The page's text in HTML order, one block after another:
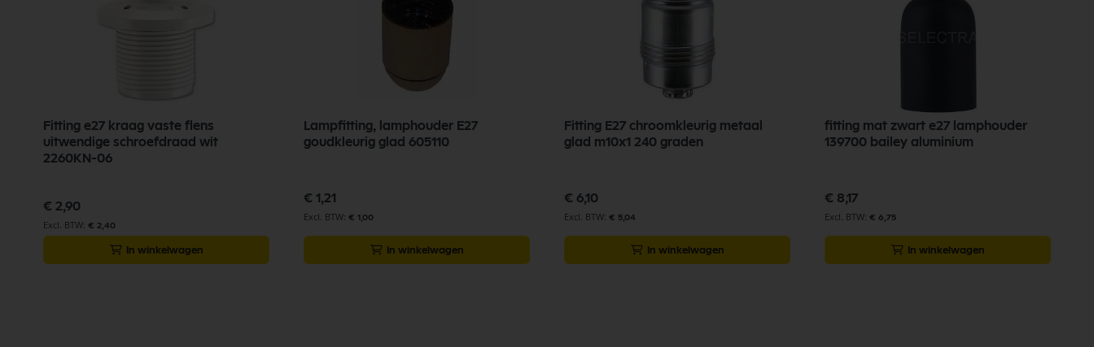
Fitting e27 kraag vaste flens
uitwendige schroefdraad wit
2260KN-06
€ 2,90
€ 2,40
In winkelwagen
Lampfitting, lamphouder E27
goudkleurig glad 605110
€ 1,21
€ 1,00
In winkelwagen
Fitting E27 chroomkleurig metaal
glad m10x1 240 graden
€ 6,10
€ 5,04
In winkelwagen
fitting mat zwart e27 lamphouder
139700 bailey aluminium
€ 8,17
€ 6,75
In winkelwagen